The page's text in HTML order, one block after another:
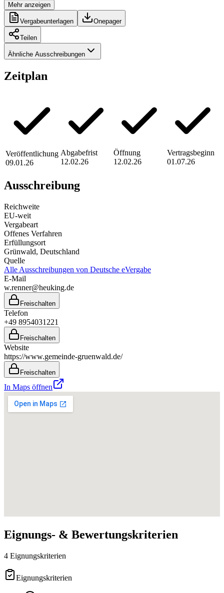
Mehr anzeigen
Vergabeunterlagen Onepager
Teilen
Ähnliche Ausschreibungen
Zeitplan
Veröffentlichung
09.01.26
Abgabefrist
12.02.26
Öffnung
12.02.26
Vertragsbeginn
01.07.26
Ausschreibung
Reichweite
EU-weit
Vergabeart
Offenes Verfahren
Erfüllungsort
Grünwald, Deutschland
Quelle
Alle Ausschreibungen von Deutsche eVergabe
E-Mail
w.renner@heuking.de
Freischalten
Telefon
+49 8954031221
Freischalten
Website
https://www.gemeinde-gruenwald.de/
Freischalten
In Maps öffnen
Eignungs- & Bewertungskriterien
4 Eignungskriterien
Eignungskriterien